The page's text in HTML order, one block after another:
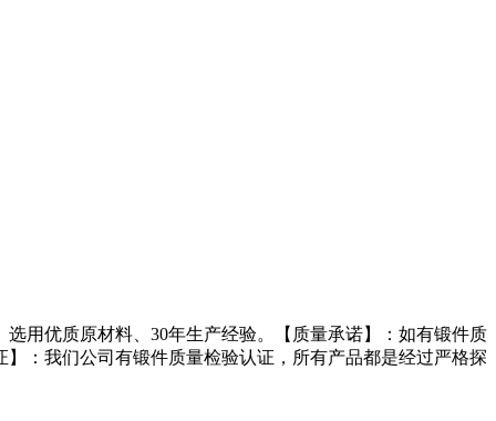
用优质原材料、30年生产经验。【质量承诺】：如有锻件质
：我们公司有锻件质量检验认证，所有产品都是经过严格探